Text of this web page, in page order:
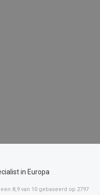
in Europa
8,9 van 10 gebaseerd op 2797